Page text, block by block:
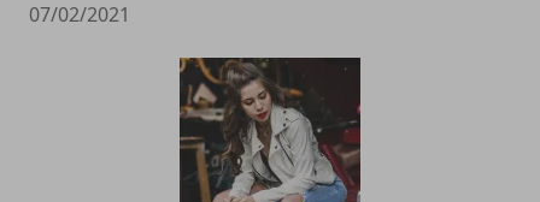
07/02/2021